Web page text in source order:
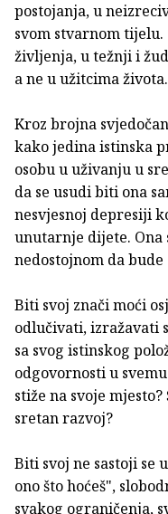
postojanja, u
svom stvarnom tijelu.
življenja, u težnji i
a ne u užitcima života.
Kroz brojna
kako jedina istinska
osobu u uživanju u
da se usudi biti ona
nesvjesnoj depresiji
unutarnje dijete. Ona
nedostojnom da bude
Biti svoj znači moći
odlučivati, izražavati
sa svog istinskog
odgovornosti u
stiže na svoje
sretan razvoj?
Biti svoj ne sastoji se
ono što hoćeš",
svakog ograničenja,